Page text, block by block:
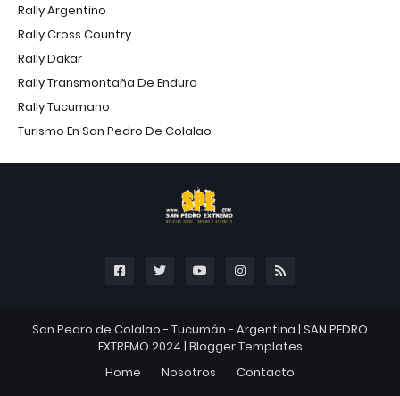
Rally Argentino
Rally Cross Country
Rally Dakar
Rally Transmontaña De Enduro
Rally Tucumano
Turismo En San Pedro De Colalao
San Pedro de Colalao - Tucumán - Argentina | SAN PEDRO
EXTREMO 2024 | Blogger Templates
Home
Nosotros Contacto